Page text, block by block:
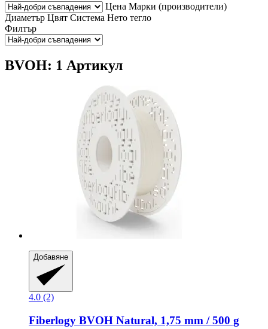
Цена Марки (производители)
Диаметър Цвят Система Нето тегло
Филтър
BVOH: 1 Артикул
Добавяне
4.0 (2)
Fiberlogy BVOH Natural, 1,75 mm / 500 g